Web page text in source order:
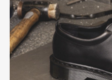
Art&DesignWatch